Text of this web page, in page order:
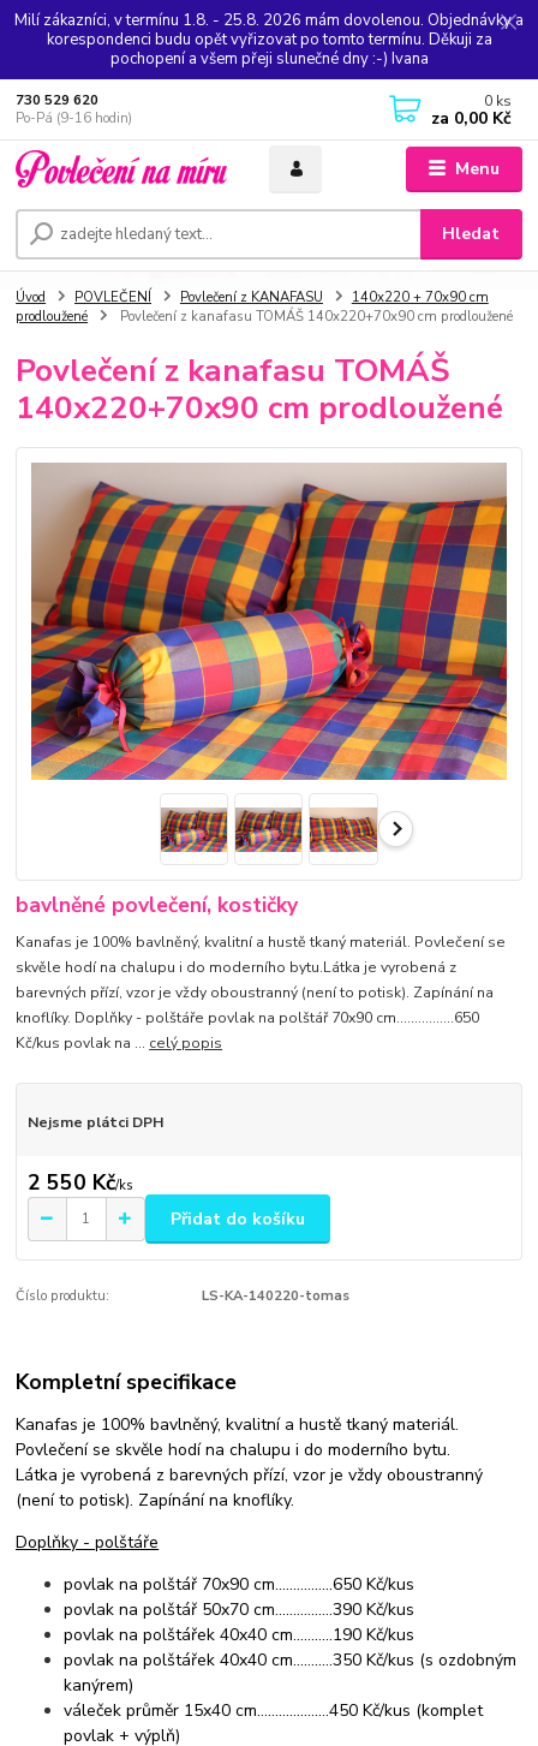
Milí zákazníci, v termínu 1.8. - 25.8. 2026 mám dovolenou. Objednávky a
korespondenci budu opět vyřizovat po tomto termínu. Děkuji za
pochopení a všem přeji slunečné dny :-) Ivana
Menu
Hledat
730 529 620
Po-Pá (9-16 hodin)
0 ks
za 0,00 Kč
Úvod POVLEČENÍ Povlečení z KANAFASU
140x220 + 70x90 cm
prodloužené
Povlečení z kanafasu TOMÁŠ 140x220+70x90 cm prodloužené
Povlečení z kanafasu TOMÁŠ
140x220+70x90 cm prodloužené
bavlněné povlečení, kostičky
Kanafas je 100% bavlněný, kvalitní a hustě tkaný materiál. Povlečení se
skvěle hodí na chalupu i do moderního bytu.Látka je vyrobená z
barevných přízí, vzor je vždy oboustranný (není to potisk). Zapínání na
knoflíky. Doplňky - polštáře povlak na polštář 70x90 cm................650
Kč/kus povlak na ... celý popis
Nejsme plátci DPH
2 550 Kč/ks
Přidat do košíku
Číslo produktu: LS-KA-140220-tomas
Kompletní specifikace
Kanafas je 100% bavlněný, kvalitní a hustě tkaný materiál.
Povlečení se skvěle hodí na chalupu i do moderního bytu.
Látka je vyrobená z barevných přízí, vzor je vždy oboustranný
(není to potisk). Zapínání na knoflíky.
Doplňky - polštáře
povlak na polštář 70x90 cm................650 Kč/kus
povlak na polštář 50x70 cm................390 Kč/kus
povlak na polštářek 40x40 cm...........190 Kč/kus
povlak na polštářek 40x40 cm...........350 Kč/kus (s ozdobným
kanýrem)
váleček průměr 15x40 cm....................450 Kč/kus (komplet
povlak + výplň)